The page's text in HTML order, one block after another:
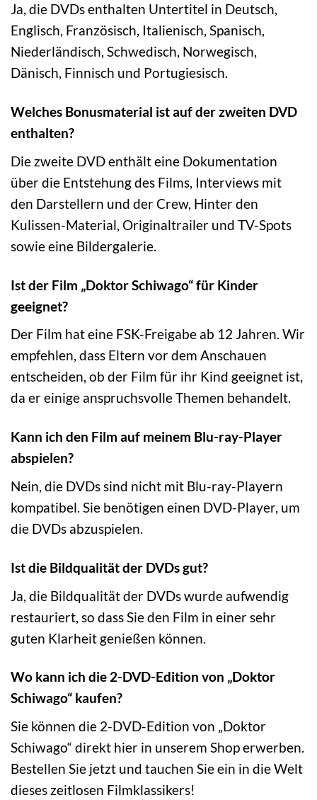
Ja, die DVDs enthalten Untertitel in Deutsch,
Englisch, Französisch, Italienisch, Spanisch,
Niederländisch, Schwedisch, Norwegisch,
Dänisch, Finnisch und Portugiesisch.
Welches Bonusmaterial ist auf der zweiten DVD
enthalten?
Die zweite DVD enthält eine Dokumentation
über die Entstehung des Films, Interviews mit
den Darstellern und der Crew, Hinter den
Kulissen-Material, Originaltrailer und TV-Spots
sowie eine Bildergalerie.
Ist der Film „Doktor Schiwago“ für Kinder
geeignet?
Der Film hat eine FSK-Freigabe ab 12 Jahren. Wir
empfehlen, dass Eltern vor dem Anschauen
entscheiden, ob der Film für ihr Kind geeignet ist,
da er einige anspruchsvolle Themen behandelt.
Kann ich den Film auf meinem Blu-ray-Player
abspielen?
Nein, die DVDs sind nicht mit Blu-ray-Playern
kompatibel. Sie benötigen einen DVD-Player, um
die DVDs abzuspielen.
Ist die Bildqualität der DVDs gut?
Ja, die Bildqualität der DVDs wurde aufwendig
restauriert, so dass Sie den Film in einer sehr
guten Klarheit genießen können.
Wo kann ich die 2-DVD-Edition von „Doktor
Schiwago“ kaufen?
Sie können die 2-DVD-Edition von „Doktor
Schiwago“ direkt hier in unserem Shop erwerben.
Bestellen Sie jetzt und tauchen Sie ein in die Welt
dieses zeitlosen Filmklassikers!